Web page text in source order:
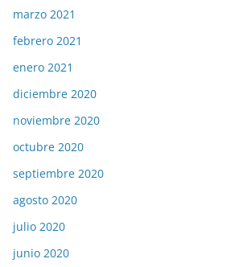
marzo 2021
febrero 2021
enero 2021
diciembre 2020
noviembre 2020
octubre 2020
septiembre 2020
agosto 2020
julio 2020
junio 2020